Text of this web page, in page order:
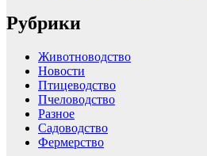
Рубрики
Животноводство
Новости
Птицеводство
Пчеловодство
Разное
Садоводство
Фермерство